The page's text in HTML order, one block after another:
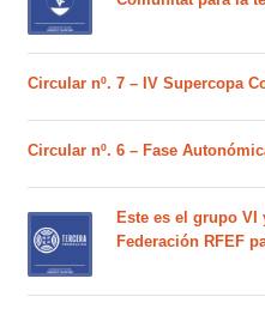
Circular nº. 7 – IV Supercopa
Circular nº. 6 – Fase
Este es el grupo VI
Federación RFEF